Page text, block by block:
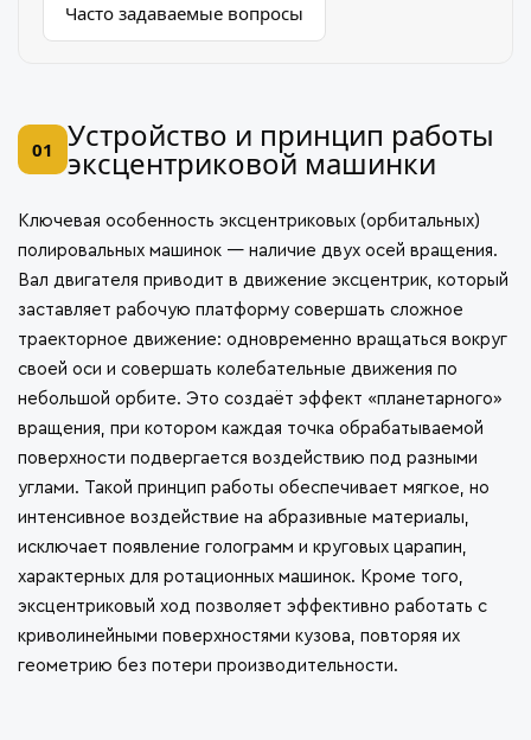
Часто задаваемые вопросы
01 Устройство и принцип работы
эксцентриковой машинки
Ключевая особенность эксцентриковых (орбитальных)
полировальных машинок — наличие двух осей вращения.
Вал двигателя приводит в движение эксцентрик, который
заставляет рабочую платформу совершать сложное
траекторное движение: одновременно вращаться вокруг
своей оси и совершать колебательные движения по
небольшой орбите. Это создаёт эффект «планетарного»
вращения, при котором каждая точка обрабатываемой
поверхности подвергается воздействию под разными
углами. Такой принцип работы обеспечивает мягкое, но
интенсивное воздействие на абразивные материалы,
исключает появление голограмм и круговых царапин,
характерных для ротационных машинок. Кроме того,
эксцентриковый ход позволяет эффективно работать с
криволинейными поверхностями кузова, повторяя их
геометрию без потери производительности.